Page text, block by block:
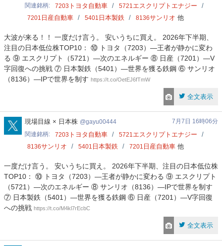
関連銘柄 7203 トヨタ自動車 5721エスクリプトエナジー
7201 日産自動車 5401 日本製鉄 8136サンリオ 他
大波が来る！！ 一度だけ言う。 安いうちに買え。 2026年下半期、
注目の日本低位株TOP10： ⑩ トヨタ（7203）―王者が静かに変わ
る ⑨ エスクリプト（5721）―次のエネルギー ⑧ 日産（7201）―V
字回復への挑戦 ⑦ 日本製鉄（5401）―世界を獲る鉄鋼 ⑥ サンリオ
（8136）―IPで世界を制す https://t.co/OetEJ6fTmW
全文表示
gayu00444
現場目線 × 日本株 gayu00444
7月7日 16時06分
関連銘柄
7203 トヨタ自動車 5721エスクリプトエナジー
8136サンリオ 5401 日本製鉄 7201 日産自動車 他
一度だけ言う。 安いうちに買え。 2026年下半期、注目の日本低位株
TOP10： ⑩ トヨタ（7203）―王者が静かに変わる ⑨ エスクリプト
（5721）―次のエネルギー ⑧ サンリオ（8136）―IPで世界を制す
⑦ 日本製鉄（5401）―世界を獲る鉄鋼 ⑥ 日産（7201）―V字回復
への挑戦 https://t.co/M4kl7rEcbC
全文表示